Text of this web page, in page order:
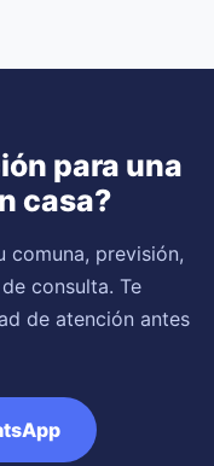
para una
casa?
comuna, previsión,
consulta. Te
de atención antes